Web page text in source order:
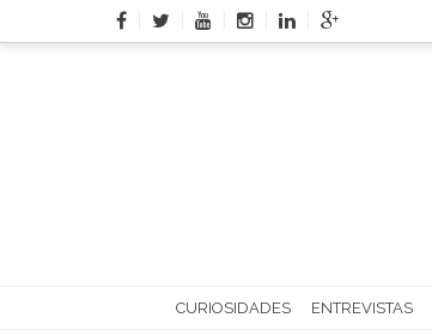
to
CURIOSIDADES ENTREVISTAS